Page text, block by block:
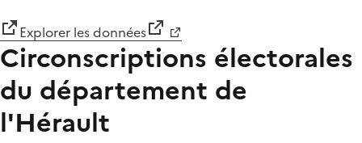
Explorer les données
Circonscriptions électorales
du département de
l'Hérault